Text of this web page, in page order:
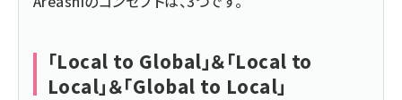
「Local to Global」＆「Local to
Local」＆「Global to Local」